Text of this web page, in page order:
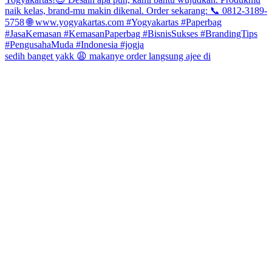
sedih banget yakk 😩 makanye order langsung ajee di